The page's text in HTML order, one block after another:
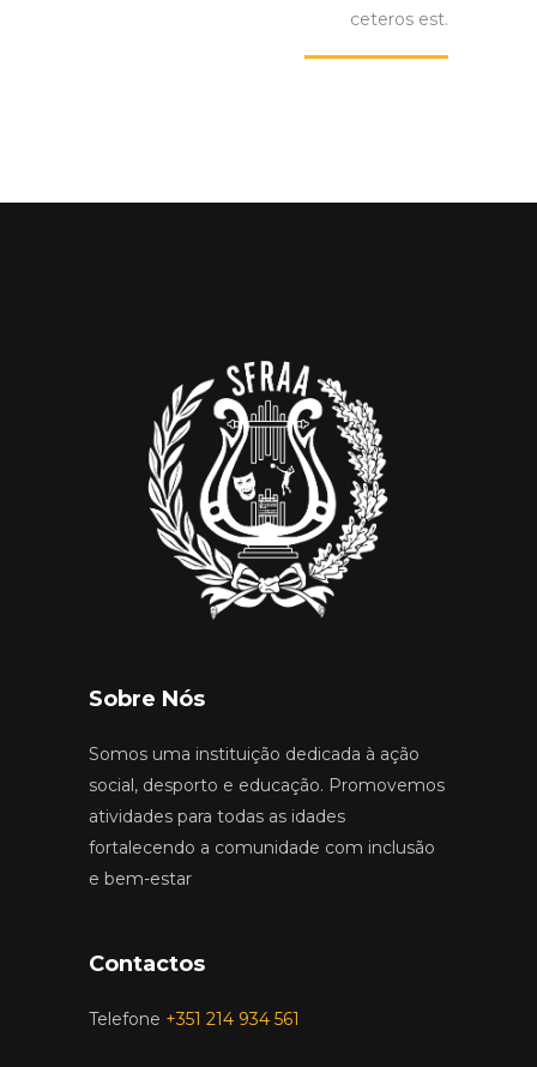
ceteros est.
Sobre Nós
Somos uma instituição dedicada à ação
social, desporto e educação. Promovemos
atividades para todas as idades
fortalecendo a comunidade com inclusão
e bem-estar
Contactos
Telefone +351 214 934 561